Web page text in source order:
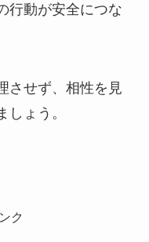
行動が安全につな
させず、相性を見
ょう。
ク